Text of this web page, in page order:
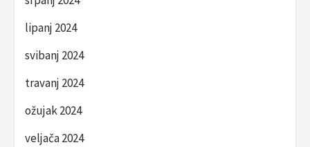
lipanj 2024
svibanj 2024
travanj 2024
ožujak 2024
veljača 2024